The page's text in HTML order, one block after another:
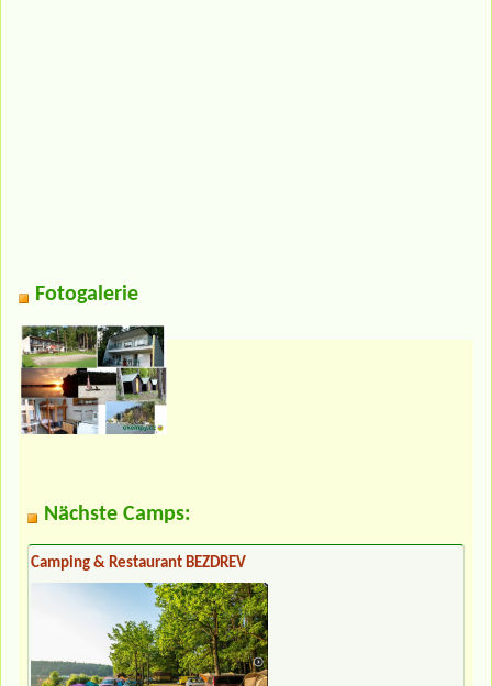
Fotogalerie
Nächste Camps:
Camping & Restaurant BEZDREV